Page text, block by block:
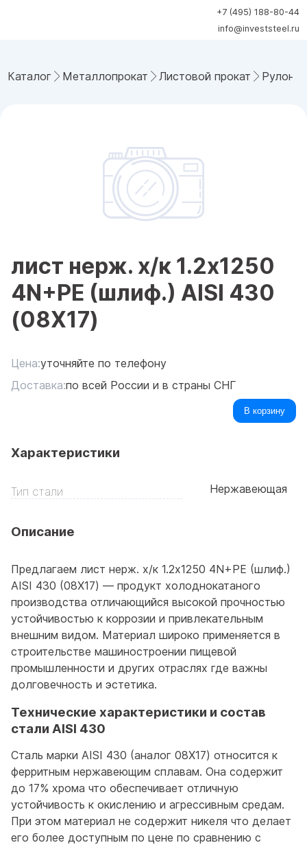
+7 (495) 188-80-44
info@investsteel.ru
Каталог Металлопрокат Листовой прокат
лист нерж. х/к 1.2х1250
4N+PE (шлиф.) AISI 430
(08Х17)
Цена:уточняйте по телефону
Доставка:по всей России и в страны СНГ
В корзину
Характеристики
Тип стали Нержавеющая
Описание
Предлагаем лист нерж. х/к 1.2х1250 4N+PE (шлиф.)
AISI 430 (08Х17) — продукт холоднокатаного
производства отличающийся высокой прочностью
устойчивостью к коррозии и привлекательным
внешним видом. Материал широко применяется в
строительстве машиностроении пищевой
промышленности и других отраслях где важны
долговечность и эстетика.
Технические характеристики и состав
стали AISI 430
Сталь марки AISI 430 (аналог 08Х17) относится к
ферритным нержавеющим сплавам. Она содержит
до 17% хрома что обеспечивает отличную
устойчивость к окислению и агрессивным средам.
При этом материал не содержит никеля что делает
его более доступным по цене по сравнению с